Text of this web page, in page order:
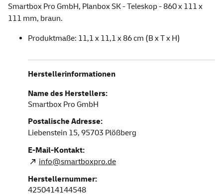
Smartbox Pro GmbH, Planbox SK - Teleskop - 860 x 111 x
111 mm, braun.
Produktmaße: 11,1 x 11,1 x 86 cm (B x T x H)
Herstellerinformationen
Name des Herstellers:
Smartbox Pro GmbH
Postalische Adresse:
Liebenstein 15, 95703 Plößberg
E-Mail-Kontakt:
info@smartboxpro.de
Herstellernummer:
4250414144548